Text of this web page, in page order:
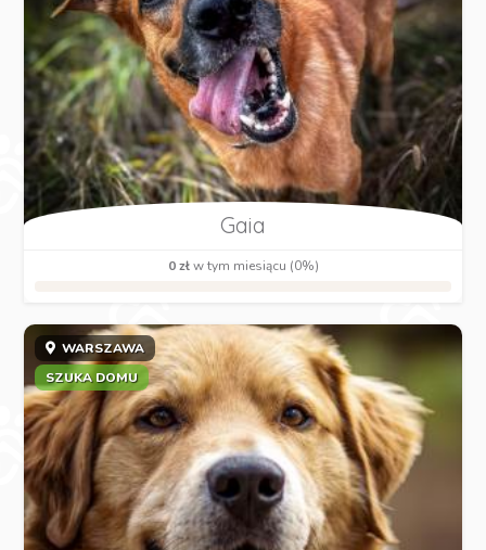
Gaia
0 złw tym miesiącu (0%)
WARSZAWA
SZUKA DOMU